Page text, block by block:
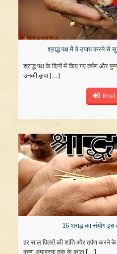
श्राद्ध पक्ष में ये उपाय करने से
श्राद्ध पक्ष के दिनों में किए गए तर्पण और
उनकी कृपा[…]
Read
16 श्राद्ध का संयोग इस
हर साल पितरों की शांति और तर्पण करने
कृष्ण अमावस्या तक के काल […]